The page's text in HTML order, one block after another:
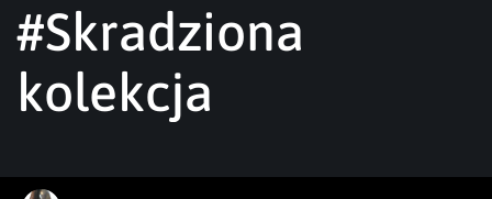
#Skradziona
kolekcja